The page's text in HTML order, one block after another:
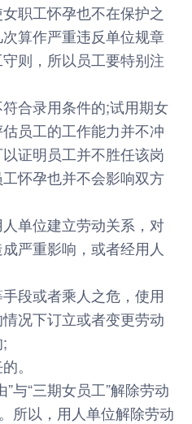
职工怀孕也不在保护之
算作严重违反单位规章
则，所以员工要特别注
合录用条件的;试用期女
员工的工作能力并不冲
证明员工并不胜任该岗
怀孕也并不会影响双方
单位建立劳动关系，对
严重影响，或者经用人
段或者乘人之危，使用
况下订立或者变更劳动
。
“三期女员工”解除劳动
所以，用人单位解除劳动